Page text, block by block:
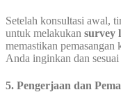
Setelah konsultasi awal,
untuk melakukan survey
memastikan pemasangan
Anda inginkan dan
5. Pengerjaan dan